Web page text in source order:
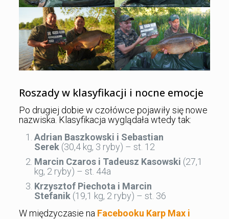
Roszady w klasyfikacji i nocne emocje
Po drugiej dobie w czołówce pojawiły się nowe
nazwiska. Klasyfikacja wyglądała wtedy tak:
Adrian Baszkowski i Sebastian
Serek(30,4 kg, 3 ryby) – st. 12
Marcin Czaros i Tadeusz Kasowski (27,1
kg, 2 ryby) – st. 44a
Krzysztof Piechota i Marcin
Stefanik(19,1 kg, 2 ryby) – st. 36
W międzyczasie na Facebooku Karp Max i